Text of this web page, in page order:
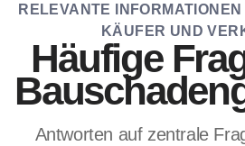
RELEVANTE
KÄUFER UND
Häufige
Antworten auf zentrale